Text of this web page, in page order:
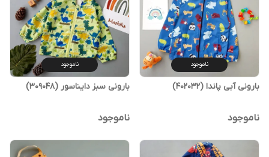
ناموجود
بارونی آبی پاندا (402032)
ناموجود
ناموجود
بارونی سبز دایناسور (309048)
ناموجود